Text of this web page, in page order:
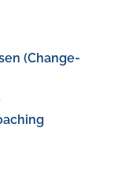
(Change-